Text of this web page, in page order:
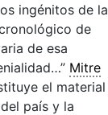
ingénitos de la
de
de esa
Mitre
el material
país y la